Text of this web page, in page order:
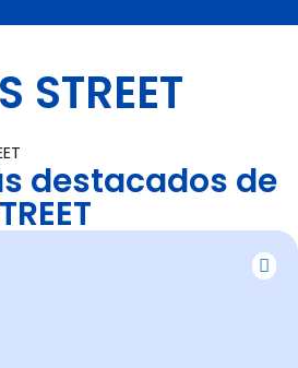
STREET
destacados de